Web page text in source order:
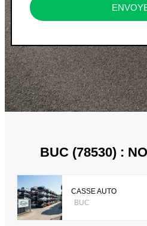
BUC (78530) :
CASSE AUTO
BUC